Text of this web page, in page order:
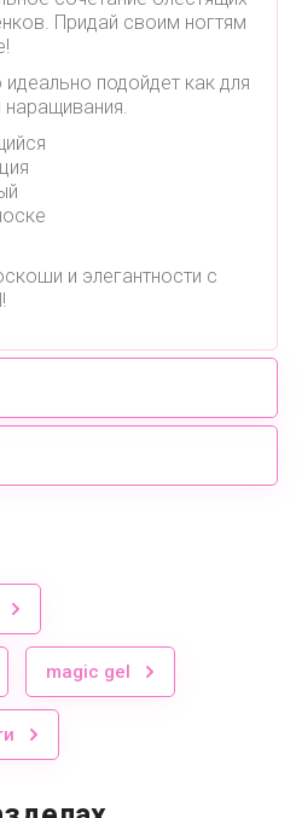
Придай своим ногтям
идеально подойдет как для
наращивания.
и элегантности с
magic gel